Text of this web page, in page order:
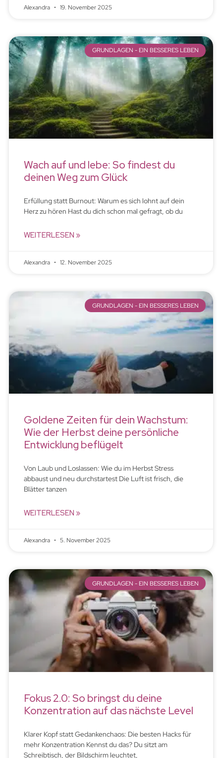
Alexandra 19. November 2025
GRUNDLAGEN - EIN BESSERES LEBEN
Wach auf und lebe: So findest du
deinen Weg zum Glück
Erfüllung statt Burnout: Warum es sich lohnt auf dein
Herz zu hören Hast du dich schon mal gefragt, ob du
WEITERLESEN »
Alexandra 12. November 2025
GRUNDLAGEN - EIN BESSERES LEBEN
Goldene Zeiten für dein Wachstum:
Wie der Herbst deine persönliche
Entwicklung beflügelt
Von Laub und Loslassen: Wie du im Herbst Stress
abbaust und neu durchstartest Die Luft ist frisch, die
Blätter tanzen
WEITERLESEN »
Alexandra 5. November 2025
GRUNDLAGEN - EIN BESSERES LEBEN
Fokus 2.0: So bringst du deine
Konzentration auf das nächste Level
Klarer Kopf statt Gedankenchaos: Die besten Hacks für
mehr Konzentration Kennst du das? Du sitzt am
Schreibtisch, der Bildschirm leuchtet,